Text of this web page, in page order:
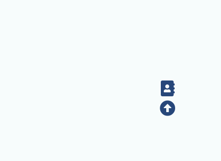
Contact
Top